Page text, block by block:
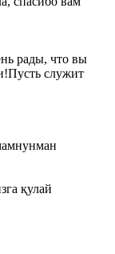
рады, что вы
служит
қулай